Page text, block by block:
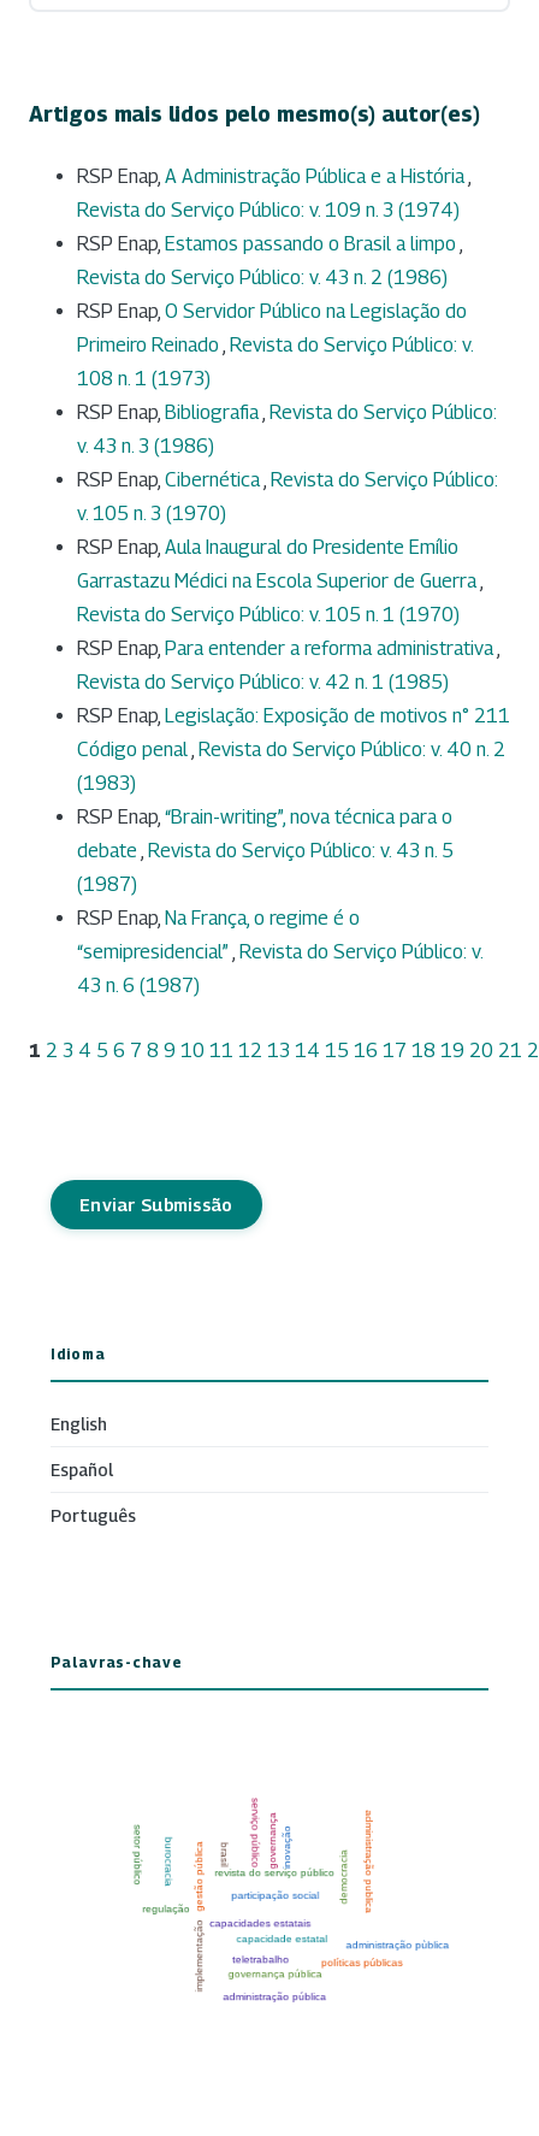
Artigos mais lidos pelo mesmo(s) autor(es)
RSP Enap, A Administração Pública e a História,
Revista do Serviço Público: v. 109 n. 3 (1974)
RSP Enap, Estamos passando o Brasil a limpo ,
Revista do Serviço Público: v. 43 n. 2 (1986)
RSP Enap, O Servidor Público na Legislação do
Primeiro Reinado , Revista do Serviço Público: v.
108 n. 1 (1973)
RSP Enap, Bibliografia, Revista do Serviço Público:
v. 43 n. 3 (1986)
RSP Enap, Cibernética, Revista do Serviço Público:
v. 105 n. 3 (1970)
RSP Enap, Aula Inaugural do Presidente Emílio
Garrastazu Médici na Escola Superior de Guerra,
Revista do Serviço Público: v. 105 n. 1 (1970)
RSP Enap, Para entender a reforma administrativa,
Revista do Serviço Público: v. 42 n. 1 (1985)
RSP Enap, Legislação: Exposição de motivos n° 211
Código penal, Revista do Serviço Público: v. 40 n. 2
(1983)
RSP Enap, “Brain-writing”, nova técnica para o
debate , Revista do Serviço Público: v. 43 n. 5
(1987)
RSP Enap, Na França, o regime é o
“semipresidencial” , Revista do Serviço Público: v.
43 n. 6 (1987)
1 2 3 4 5 6 7 8 9 10 11 12 13 14 15 16 17 18 19 20 21
Enviar Submissão
Idioma
English
Español
Português
Palavras-chave